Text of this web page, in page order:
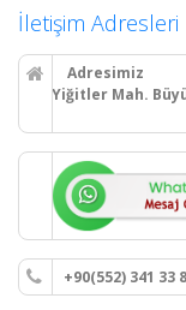
İletişim Adresleri
Adresimiz
Yiğitler Mah.
+90(552) 341 33